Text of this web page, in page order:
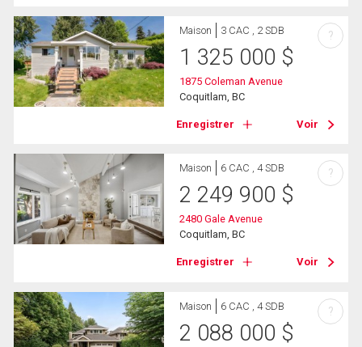
Maison 3 CAC , 2 SDB
1 325 000 $
1875 Coleman Avenue
Coquitlam, BC
Enregistrer Voir
?
Maison 6 CAC , 4 SDB
2 249 900 $
2480 Gale Avenue
Coquitlam, BC
Enregistrer Voir
?
Maison 6 CAC , 4 SDB
2 088 000 $
?